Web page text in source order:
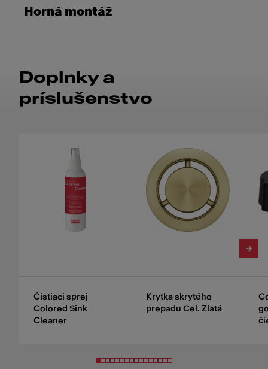
Horná montáž
Doplnky a
príslušenstvo
Čistiaci sprej
Colored Sink
Cleaner
Krytka skrytého
prepadu Cel. Zlatá